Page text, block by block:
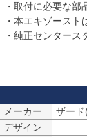
・取付に必要な
・本エキゾース
メーカー
ザー
デザイン